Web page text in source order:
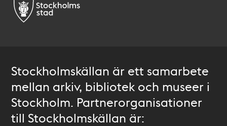
Stockholmskällan är ett samarbete
mellan arkiv, bibliotek och museer i
Stockholm. Partnerorganisationer
till Stockholmskällan är: